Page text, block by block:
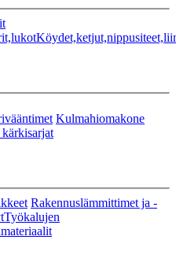
Kulmahiomakone
Rakennuslämmittimet ja -
Työkalujen